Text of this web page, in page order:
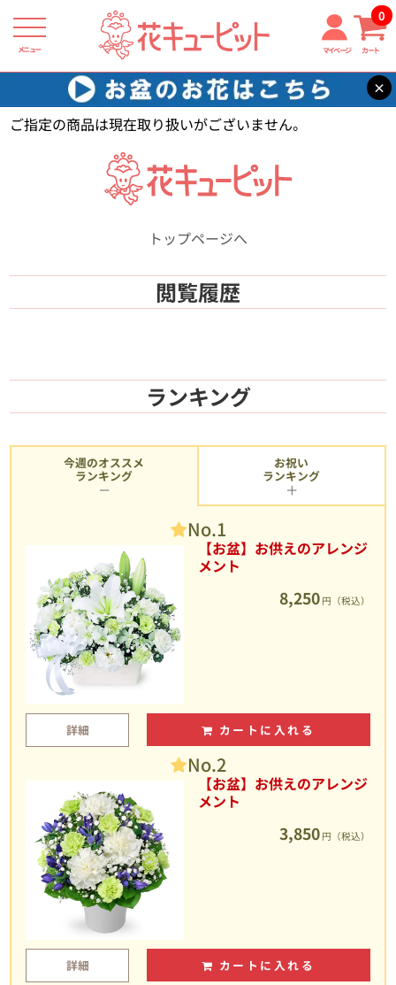
メニュー マイページ カート
0
×
花キューピット 【】
ご指定の商品は現在取り扱いがございません。
トップページへ
閲覧履歴
ランキング
今週のオススメ
ランキング
No.1
【お盆】お供えのアレンジ
メント
8,250 円（税込）
詳細 カートに入れる
No.2
【お盆】お供えのアレンジ
メント
3,850 円（税込）
詳細 カートに入れる
お祝い
ランキング